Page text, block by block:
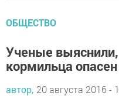
ОБЩЕСТВО
Ученые
кормильца
автор, 20 августа 2016 -